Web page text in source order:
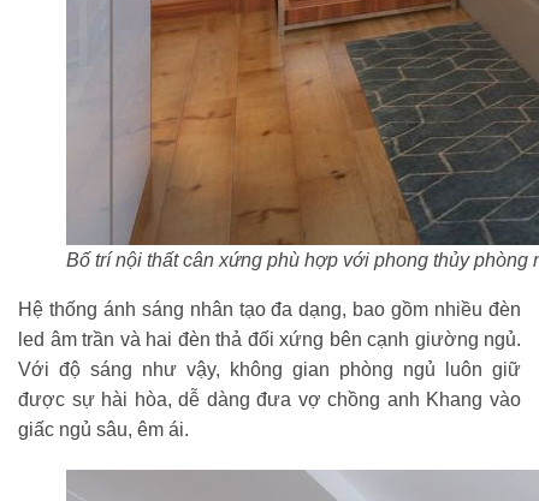
Bố trí nội thất cân xứng phù hợp với phong thủy phòng
Hệ thống ánh sáng nhân tạo đa dạng, bao gồm nhiều đèn
led âm trần và hai đèn thả đối xứng bên cạnh giường ngủ.
Với độ sáng như vậy, không gian phòng ngủ luôn giữ
được sự hài hòa, dễ dàng đưa vợ chồng anh Khang vào
giấc ngủ sâu, êm ái.